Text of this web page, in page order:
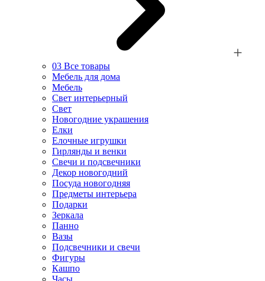
03 Все товары
Мебель для дома
Мебель
Свет интерьерный
Свет
Новогодние украшения
Елки
Елочные игрушки
Гирлянды и венки
Свечи и подсвечники
Декор новогодний
Посуда новогодняя
Предметы интерьера
Подарки
Зеркала
Панно
Вазы
Подсвечники и свечи
Фигуры
Кашпо
Часы